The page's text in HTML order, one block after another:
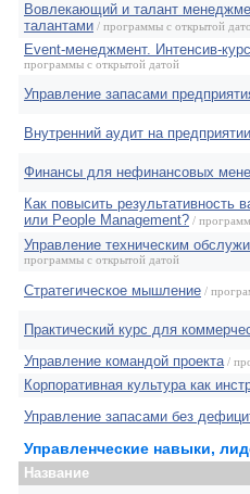
Вовлекающий и талант
талантами / программы с открытой
Event-менеджмент. Интенсив-
программы с открытой датой
Управление запасами
Внутренний аудит на предприятии
Финансы для нефинансовых
Как повысить результативность
или People Management? /
Управление техническим
программы с открытой датой
Стратегическое мышление /
Практический курс для
Управление командой проекта /
Корпоративная культура как
Управление запасами без
Управленческие навыки,
Название